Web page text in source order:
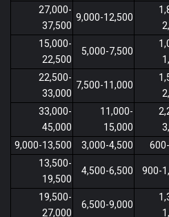
9,000-12,500
27,000-
37,500
5,000-7,500
15,000-
22,500
7,500-11,000
22,500-
33,000
11,000-
15,000
33,000-
45,000
3,000-4,500
9,000-13,500
900-
4,500-6,500
13,500-
19,500
6,500-9,000
19,500-
27,000